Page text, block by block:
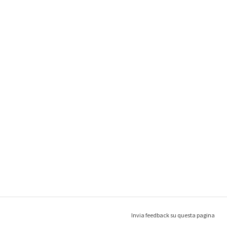
Invia feedback su questa pagina